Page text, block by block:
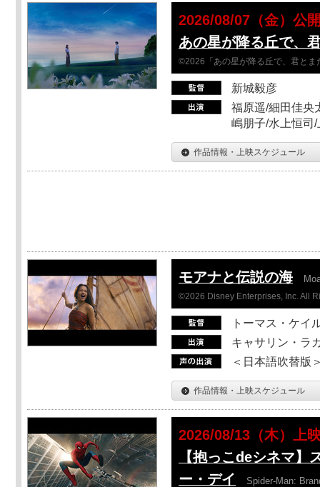
2026/08/07（金）公
あの星が降る丘で、
©2026「あの星が降る丘で、君とま
新城毅彦
福原遥/細田佳央
嶋朋子/水上恒司
作品情報・上映スケジュール
モアナと伝説の海
©2026 Disney Enterprises, Inc. All
トーマス・ケイ
キャサリン・ラ
＜日本語吹替版
作品情報・上映スケジュール
2026/08/13（木）上
【抱っこdeシネマ】
ー・デイ
Spider-Man: